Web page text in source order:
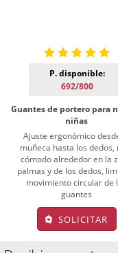
P. disponible:
692/800
Guantes de portero para
niñas
Ajuste ergonómico
muñeca hasta los dedos,
cómodo alrededor en la
palmas y de los dedos,
movimiento circular de
guantes
SOLICITAR